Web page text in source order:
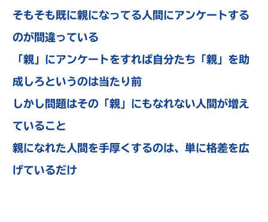
そもそも既に親になってる人間にアンケートする
のが間違っている
「親」にアンケートをすれば自分たち「親」を助
成しろというのは当たり前
しかし問題はその「親」にもなれない人間が増え
ていること
親になれた人間を手厚くするのは、単に格差を広
げているだけ